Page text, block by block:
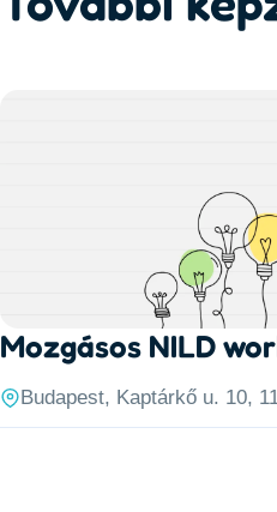
Mozgásos NILD
Budapest, Kaptárkő u. 10,